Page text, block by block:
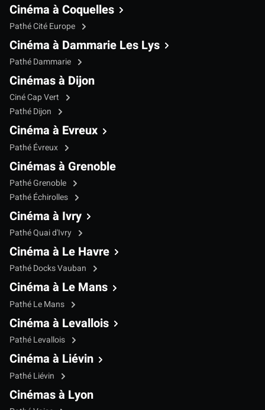
Cinéma à Coquelles
Pathé Cité Europe
Cinéma à Dammarie Les Lys
Pathé Dammarie
Cinémas à Dijon
Ciné Cap Vert
Pathé Dijon
Cinéma à Evreux
Pathé Évreux
Cinémas à Grenoble
Pathé Grenoble
Pathé Échirolles
Cinéma à Ivry
Pathé Quai d'Ivry
Cinéma à Le Havre
Pathé Docks Vauban
Cinéma à Le Mans
Pathé Le Mans
Cinéma à Levallois
Pathé Levallois
Cinéma à Liévin
Pathé Liévin
Cinémas à Lyon